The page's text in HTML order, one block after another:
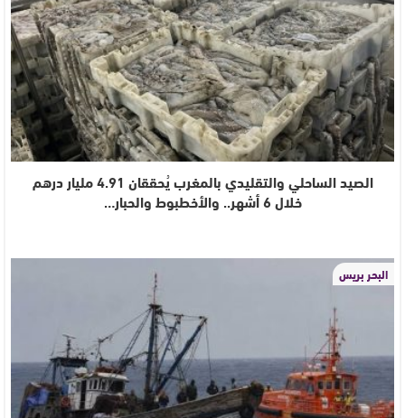
الصيد الساحلي والتقليدي بالمغرب يُحققان 4.91 مليار درهم
خلال 6 أشهر.. والأخطبوط والحبار…
البحر بريس